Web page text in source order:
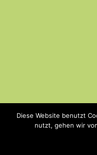
Diese Website benutzt
nutzt, gehen wir